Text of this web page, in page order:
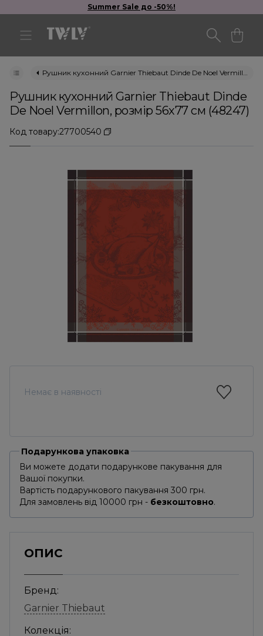
Summer Sale до -50%!
Рушник кухонний Garnier Thiebaut Dinde De Noel Vermillon, розмір 56х77 см (48247)
Рушник кухонний Garnier Thiebaut Dinde
De Noel Vermillon, розмір 56х77 см (48247)
Код товару:27700540
Немає в наявності
Подарункова упаковка
Ви можете додати подарункове пакування для
Вашої покупки.
Вартість подарункового пакування 300 грн.
Для замовлень від 10000 грн - безкоштовно.
ОПИС
Бренд:
Garnier Thiebaut
Колекція: